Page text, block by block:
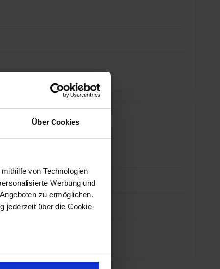
Über Cookies
von Technologien
Werbung und
zu ermöglichen.
jederzeit über die Cookie-
können